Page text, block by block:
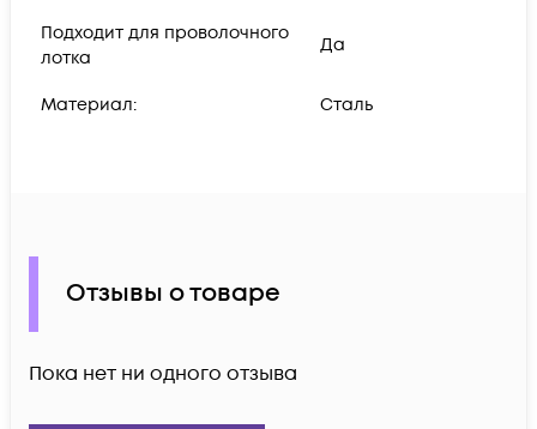
Подходит для проволочного
лотка
Да
Материал: Сталь
Отзывы о товаре
Пока нет ни одного отзыва